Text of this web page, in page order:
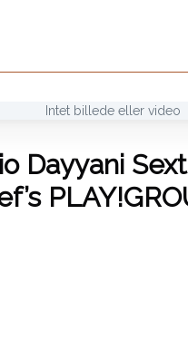
Intet billede eller video
Dayyani